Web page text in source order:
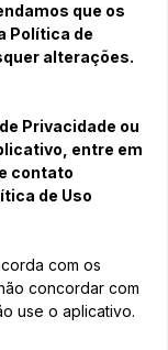
que os
Política de
alterações.
Privacidade ou
entre em
contato
de Uso
com os
concordar com
use o aplicativo.